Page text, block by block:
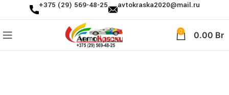
+375 (29) 569-48-25 avtokraska2020@mail.ru
0 0.00 Br